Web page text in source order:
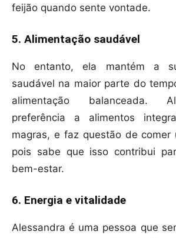
feijão quando sente vontade.
5. Alimentação saudável
No entanto, ela mantém a
saudável na maior parte do
alimentação balanceada.
preferência a alimentos
magras, e faz questão de comer
pois sabe que isso contribui
bem-estar.
6. Energia e vitalidade
Alessandra é uma pessoa que